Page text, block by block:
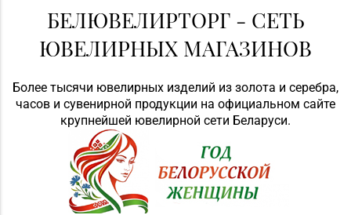
БЕЛЮВЕЛИРТОРГ - СЕТЬ
ЮВЕЛИРНЫХ МАГАЗИНОВ
Более тысячи ювелирных изделий из золота и серебра,
часов и сувенирной продукции на официальном сайте
крупнейшей ювелирной сети Беларуси.